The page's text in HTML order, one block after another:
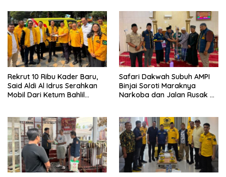
Rekrut 10 Ribu Kader Baru,
Said Aldi Al Idrus Serahkan
Mobil Dari Ketum Bahlil
Safari Dakwah Subuh AMPI
Binjai Soroti Maraknya
Narkoba dan Jalan Rusak di